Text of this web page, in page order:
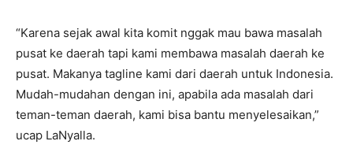
“Karena sejak awal kita komit nggak mau bawa masalah
pusat ke daerah tapi kami membawa masalah daerah ke
pusat. Makanya tagline kami dari daerah untuk Indonesia.
Mudah-mudahan dengan ini, apabila ada masalah dari
teman-teman daerah, kami bisa bantu menyelesaikan,”
ucap LaNyalla.